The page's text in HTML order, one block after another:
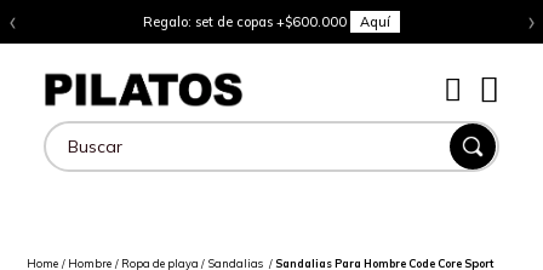
‹ Regalo: set de copas +$600.000 Aquí ›
Buscar
Hombre Ropa de playa Sandalias
Sandalias Para Hombre Code Core Sport